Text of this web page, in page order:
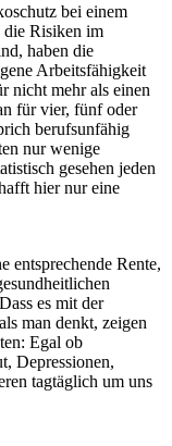
bei einem
die Risiken im
haben die
Arbeitsfähigkeit
nicht mehr als einen
für vier, fünf oder
berufsunfähig
nur wenige
gesehen jeden
hier nur eine
entsprechende Rente,
es mit der
man denkt, zeigen
Egal ob
Depressionen,
tagtäglich um uns